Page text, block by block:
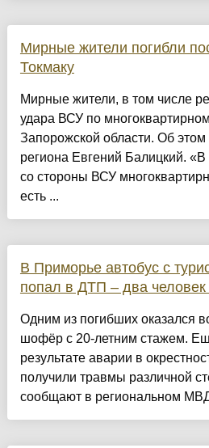
Мирные жители погибли
Токмаку
Мирные жители, в том числе
удара ВСУ по
Запорожской области. Об
региона Евгений Балицкий. «В
со стороны ВСУ
есть ...
В Приморье автобус с
попал в ДТП – два человек
Одним из погибших оказался
шофёр с 20-летним стажем.
результате аварии в
получили травмы различной
сообщают в региональном